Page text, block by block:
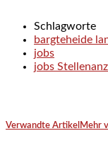
Schlagworte
bargteheide
jobs
jobs
Verwandte Artikel Mehr